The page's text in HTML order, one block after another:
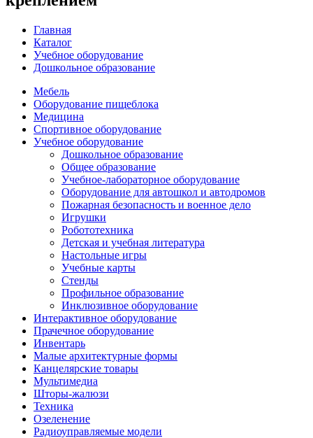
Главная
Каталог
Учебное оборудование
Дошкольное образование
Мебель
Оборудование пищеблока
Медицина
Спортивное оборудование
Учебное оборудование
Дошкольное образование
Общее образование
Учебное-лабораторное оборудование
Оборудование для автошкол и автодромов
Пожарная безопасность и военное дело
Игрушки
Робототехника
Детская и учебная литература
Настольные игры
Учебные карты
Стенды
Профильное образование
Инклюзивное оборудование
Интерактивное оборудование
Прачечное оборудование
Инвентарь
Малые архитектурные формы
Канцелярские товары
Мультимедиа
Шторы-жалюзи
Техника
Озеленение
Радиоуправляемые модели